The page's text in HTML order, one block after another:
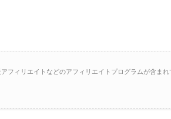
ィリエイトなどのアフィリエイトプログラムが含ま